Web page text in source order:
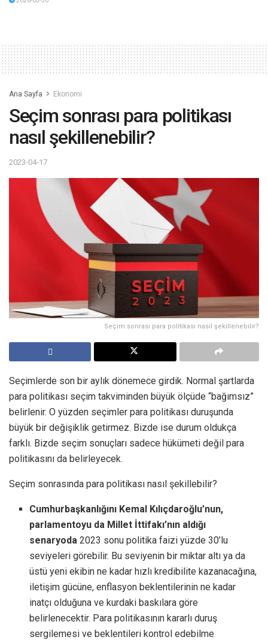
Ana Sayfa Ekonomi
Seçim sonrası para politikası
nasıl şekillenebilir?
2023-04-17
Seçim sonrası para politikası nasıl şekillenebilir?
Seçimlerde son bir aylık dönemece girdik. Normal şartlarda
para politikası seçim takviminden büyük ölçüde “bağımsız”
belirlenir. O yüzden seçimler para politikası duruşunda
büyük bir değişiklik getirmez. Bizde ise durum oldukça
farklı. Bizde seçim sonuçları sadece hükümeti değil para
politikasını da belirleyecek.
Seçim sonrasında para politikası nasıl şekillebilir?
Cumhurbaşkanlığını Kemal Kılıçdaroğlu’nun,
parlamentoyu da Millet İttifakı’nın aldığı
senaryoda2023 sonu politika faizi yüzde 30’lu
seviyeleri görebilir. Bu seviyenin bir miktar altı ya da
üstü yeni ekibin ne kadar hızlı kredibilite kazanacağına,
iletişim gücüne, enflasyon beklentilerinin ne kadar
inatçı olduğuna ve kurdaki baskılara göre
belirlenecektir. Para politikasının kararlı duruş
sergilemesi ve beklentileri kontrol edebilme